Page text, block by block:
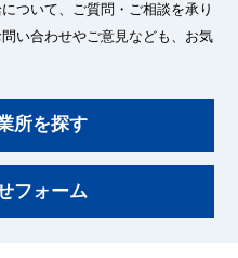
ついて、ご質問・ご相談を承り
い合わせやご意見なども、お気
所を探す
フォーム